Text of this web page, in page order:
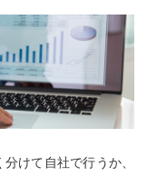
けて自社で行うか、